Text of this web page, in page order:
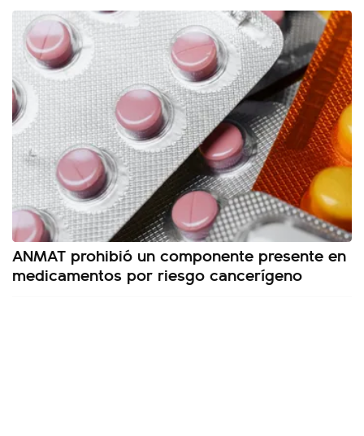
ANMAT prohibió un componente presente en
medicamentos por riesgo cancerígeno